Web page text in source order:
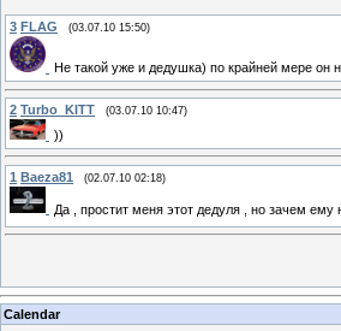
3 FLAG (03.07.10 15:50)
Не такой уже и дедушка) по крайней мере он
2 Turbo_KITT (03.07.10 10:47)
))
1 Baeza81 (02.07.10 02:18)
Да , простит меня этот дедуля , но зачем ему
Calendar